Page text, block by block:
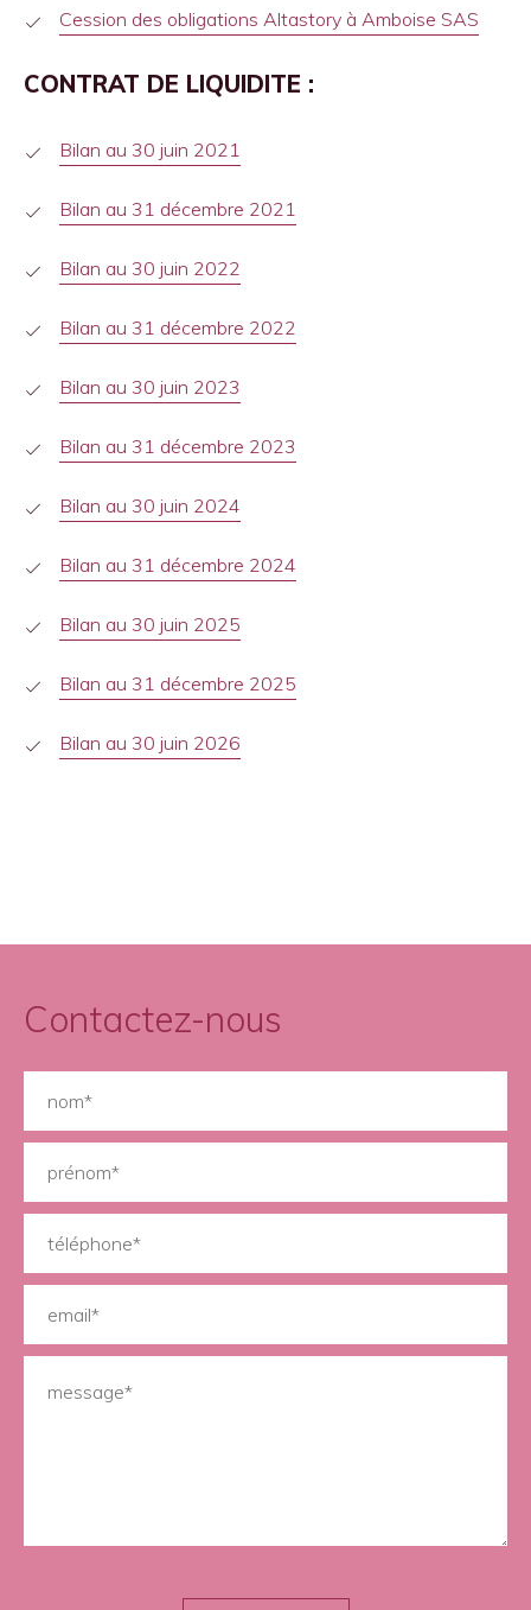
Cession des obligations Altastory à Amboise SAS
CONTRAT DE LIQUIDITE :
Bilan au 30 juin 2021
Bilan au 31 décembre 2021
Bilan au 30 juin 2022
Bilan au 31 décembre 2022
Bilan au 30 juin 2023
Bilan au 31 décembre 2023
Bilan au 30 juin 2024
Bilan au 31 décembre 2024
Bilan au 30 juin 2025
Bilan au 31 décembre 2025
Bilan au 30 juin 2026
Contactez-nous